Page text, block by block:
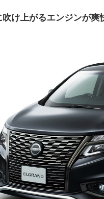
け上がるエンジンが